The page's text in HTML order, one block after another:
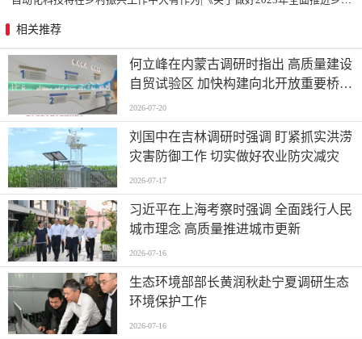
相关推荐
何立峰在内蒙古调研时指出 高质量建设
自贸试验区 加快构建向北开放重要桥头
堡
2026-07-20
刘国中在吉林调研时强调 盯紧抓实洪涝
灾害防御工作 切实做好农业防灾减灾
2026-07-17
习近平在上海考察时强调 全面践行人民
城市理念 高质量推进城市更新
2026-07-16
生态环境部部长黄润秋赴宁夏调研生态
环境保护工作
2026-07-16